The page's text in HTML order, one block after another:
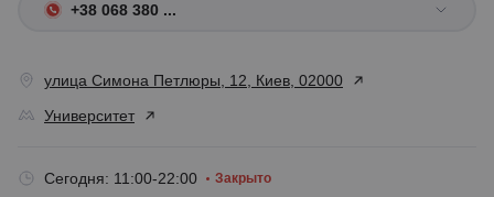
+38 068 380 ...
улица Симона Петлюры, 12, Киев, 02000
Университет
Сегодня: 11:00-22:00 Закрыто